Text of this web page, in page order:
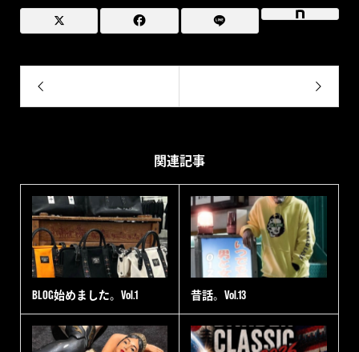
関連記事
BLOG始めました。Vol.1 昔話。Vol.13